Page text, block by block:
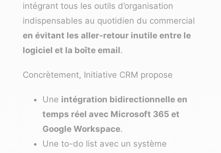
intégrant tous les outils d’organisation
indispensables au quotidien du commercial
en évitant les aller-retour inutile entre le
logiciel et la boîte email.
Concrètement, Initiative CRM propose
Une intégration bidirectionnelle en
temps réel avec Microsoft 365 et
Google Workspace.
Une to-do list avec un système